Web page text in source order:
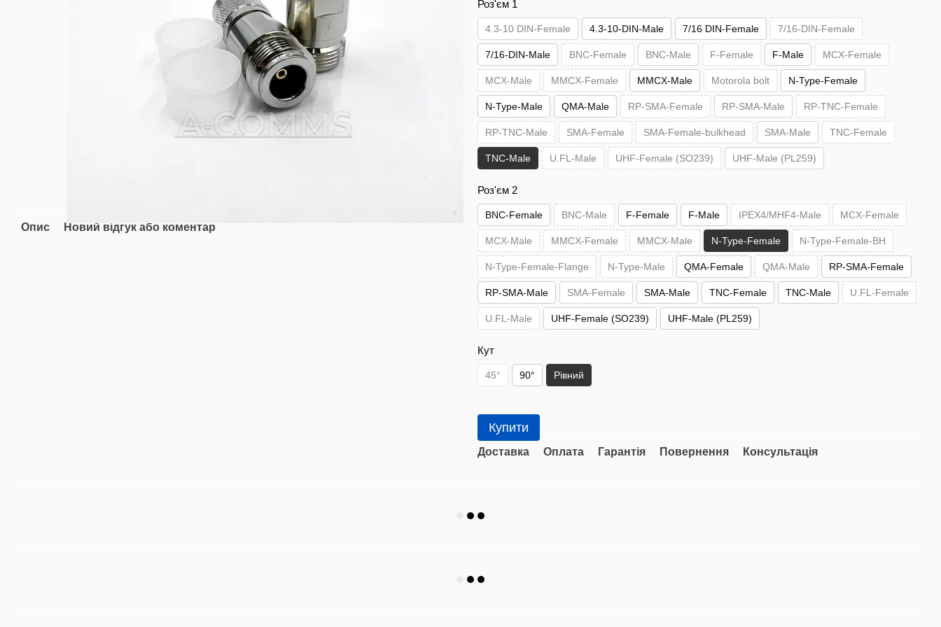
Опис Новий відгук або коментар
Роз'єм 1
4.3-10 DIN-Female 4.3-10-DIN-Male 7/16 DIN-Female 7/16-DIN-Female
7/16-DIN-Male BNC-Female BNC-Male F-Female F-Male MCX-Female
MCX-Male MMCX-Female MMCX-Male Motorola bolt N-Type-Female
N-Type-Male QMA-Male RP-SMA-Female RP-SMA-Male RP-TNC-Female
RP-TNC-Male SMA-Female SMA-Female-bulkhead SMA-Male TNC-Female
TNC-Male U.FL-Male UHF-Female (SO239) UHF-Male (PL259)
Роз'єм 2
BNC-Female BNC-Male F-Female F-Male IPEX4/MHF4-Male MCX-Female
MCX-Male MMCX-Female MMCX-Male N-Type-Female N-Type-Female-BH
N-Type-Female-Flange N-Type-Male QMA-Female QMA-Male RP-SMA-Female
RP-SMA-Male SMA-Female SMA-Male TNC-Female TNC-Male U.FL-Female
U.FL-Male UHF-Female (SO239) UHF-Male (PL259)
Кут
45° 90° Рівний
Купити
Доставка Оплата Гарантія Повернення Консультація